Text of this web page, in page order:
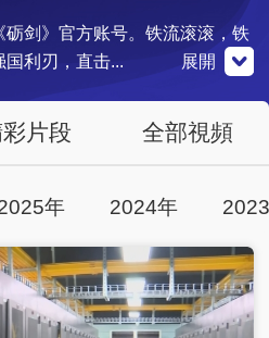
剑》官方账号。铁流滚滚，铁
利刃，直击...
眾號
掃關注
央視影音
點擊下載
展開
片段 全部視頻
年 2024年